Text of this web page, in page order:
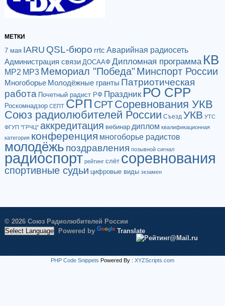
МЕТКИ
7 мая IARU QSL-бюро rrtc Аварийная радиосеть
Администрация связи ДОСААФ Дипломная программа КВ
МР2 МР3 Мемориал "Победа"Минспорт России
Многоборье Молодёжные гранты Патриотическая
работа Почетный радист РФ Праздник РО СРР
Роскомнадзор СЕПТ СРП СРТСоревнования УКВ
Союз радиолюбителей России Съезд УКВ УТС
ФГУП "ГРЧЦ" аккредитация вебинар диплом квалификационная
категория конференция многоборье радистов
молодёжь поздравления позывной сигнал
радиоспорт рейтинг слёт соревнования
спортивные судьи цифровые виды экзамен
© 2026 Союз Радиолюбителей России
Powered by
Translate
PHP Code Snippets Powered By : XYZScripts.com